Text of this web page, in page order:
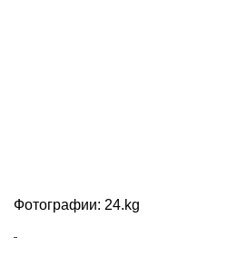
Фотографии: 24.kg